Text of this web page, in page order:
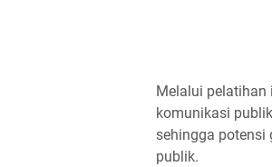
Melalui
komunikasi
sehingga potensi
publik.